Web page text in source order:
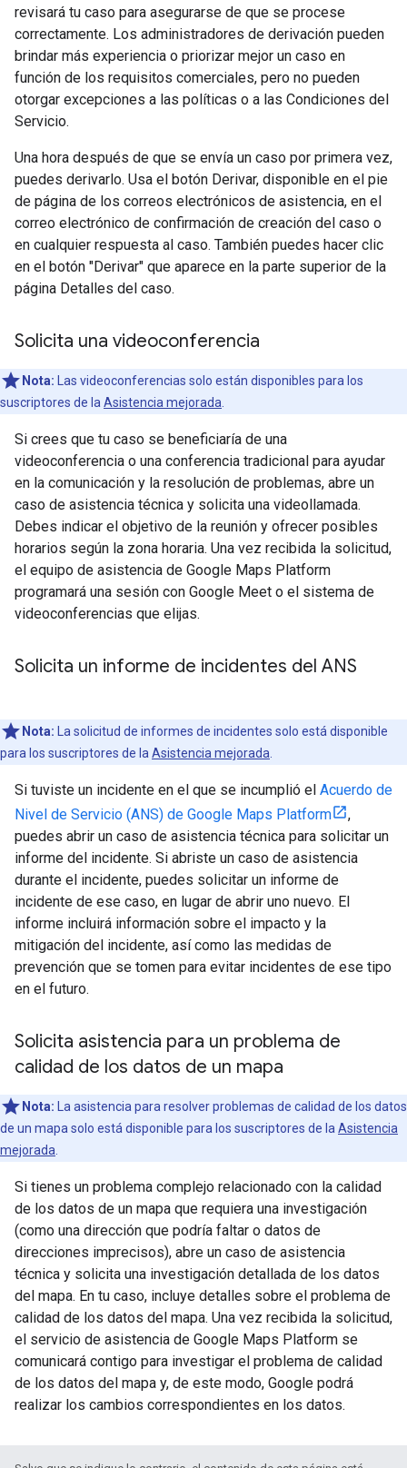
revisará tu caso para asegurarse de que se procese
correctamente. Los administradores de derivación pueden
brindar más experiencia o priorizar mejor un caso en
función de los requisitos comerciales, pero no pueden
otorgar excepciones a las políticas o a las Condiciones del
Servicio.
Una hora después de que se envía un caso por primera vez,
puedes derivarlo. Usa el botón Derivar, disponible en el pie
de página de los correos electrónicos de asistencia, en el
correo electrónico de confirmación de creación del caso o
en cualquier respuesta al caso. También puedes hacer clic
en el botón "Derivar" que aparece en la parte superior de la
página Detalles del caso.
Solicita una videoconferencia
Nota: Las videoconferencias solo están disponibles para los
suscriptores de la Asistencia mejorada
Si crees que tu caso se beneficiaría de una
videoconferencia o una conferencia tradicional para ayudar
en la comunicación y la resolución de problemas, abre un
caso de asistencia técnica y solicita una videollamada.
Debes indicar el objetivo de la reunión y ofrecer posibles
horarios según la zona horaria. Una vez recibida la solicitud,
el equipo de asistencia de Google Maps Platform
programará una sesión con Google Meet o el sistema de
videoconferencias que elijas.
Solicita un informe de incidentes del ANS
Nota: La solicitud de informes de incidentes solo está disponible
para los suscriptores de la Asistencia mejorada
Si tuviste un incidente en el que se incumplió el Acuerdo de
Nivel de Servicio (ANS) de Google Maps Platform
,
puedes abrir un caso de asistencia técnica para solicitar un
informe del incidente. Si abriste un caso de asistencia
durante el incidente, puedes solicitar un informe de
incidente de ese caso, en lugar de abrir uno nuevo. El
informe incluirá información sobre el impacto y la
mitigación del incidente, así como las medidas de
prevención que se tomen para evitar incidentes de ese tipo
en el futuro.
Solicita asistencia para un problema de
calidad de los datos de un mapa
Nota: La asistencia para resolver problemas de calidad de los datos
de un mapa solo está disponible para los suscriptores de la Asistencia
mejorada
Si tienes un problema complejo relacionado con la calidad
de los datos de un mapa que requiera una investigación
(como una dirección que podría faltar o datos de
direcciones imprecisos), abre un caso de asistencia
técnica y solicita una investigación detallada de los datos
del mapa. En tu caso, incluye detalles sobre el problema de
calidad de los datos del mapa. Una vez recibida la solicitud,
el servicio de asistencia de Google Maps Platform se
comunicará contigo para investigar el problema de calidad
de los datos del mapa y, de este modo, Google podrá
realizar los cambios correspondientes en los datos.